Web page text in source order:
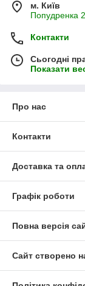
м. Київ
Попудренка
Контакти
Сьогодні
Показати
Про нас
Контакти
Доставка та
Графік роботи
Повна версія
Сайт створено